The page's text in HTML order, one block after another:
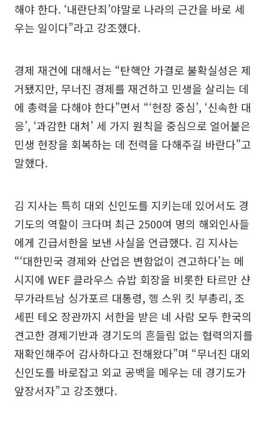
해야 한다. ‘내란단죄’야말로 나라의 근간을 바로 세
우는 일이다”라고 강조했다.
경제 재건에 대해서는 “탄핵안 가결로 불확실성은 제
거됐지만, 무너진 경제를 재건하고 민생을 살리는 데
에 총력을 다해야 한다”면서 “‘현장 중심’, ‘신속한 대
응’, ‘과감한 대처’ 세 가지 원칙을 중심으로 얼어붙은
민생 현장을 회복하는 데 전력을 다해주길 바란다”고
말했다.
김 지사는 특히 대외 신인도를 지키는데 있어서도 경
기도의 역할이 크다며 최근 2500여 명의 해외인사들
에게 긴급서한을 보낸 사실을 언급했다. 김 지사는
“‘대한민국 경제와 산업은 변함없이 견고하다’는 메
시지에 WEF 클라우스 슈밥 회장을 비롯한 타르만 샨
무가라트남 싱가포르 대통령, 헹 스위 킷 부총리, 조
세핀 테오 장관까지 서한을 받은 네 사람 모두 한국의
견고한 경제기반과 경기도의 흔들림 없는 협력의지를
재확인해주어 감사하다고 전해왔다”며 “무너진 대외
신인도를 바로잡고 외교 공백을 메우는 데 경기도가
앞장서자”고 강조했다.